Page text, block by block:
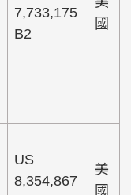
7,733,175
B2
國
US
8,354,867
美
國